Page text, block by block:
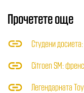
Прочетете още
Студени
Citroen SM:
Легендарната